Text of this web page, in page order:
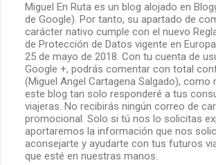
P
u
b
l
i
c
a
r
u
n
c
o
Miguel En Ruta es un blog alojado en
de Google). Por tanto, su apartado de
carácter nativo cumple con el nuevo
de Protección de Datos vigente en
25 de mayo de 2018. Con tu cuenta de
Google +, podrás comentar con total
(Miguel Angel Cartagena Salgado), como
este blog tan solo responderé a tus
viajeras. No recibirás ningún correo de
promocional. Solo si tú nos lo solicitas
aportaremos la información que nos
aconsejarte y ayudarte con tus futuros
que esté en nuestras manos.